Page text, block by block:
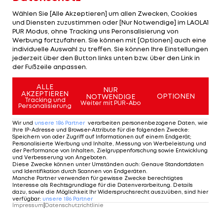
(BRA) mit 1:57,82. Dinko Jukic verzichtet wegen des
200-m-Delphin-Finals auf ein Antreten über 200 m
Lagen. Für Fabienne Nadarajah ist im Vorlauf über
50 m Rücken bereits Endstation. Sie belegt in 29,29
Sekunden Platz 28.
Mehr zum Thema
Wählen Sie [Alle Akzeptieren] um allen Zwecken, Cookies
und Diensten zuzustimmen oder [Nur Notwendige] im LAOLA1
PUR Modus, ohne Tracking uns Peronsalisierung von
Werbung fortzufahren. Sie können mit [Optionen] auch eine
individuelle Auswahl zu treffen. Sie können Ihre Einstellungen
jederzeit über den Button links unten bzw. über den Link in
der Fußzeile anpassen.
ALLE
AKZEPTIEREN
Tracking und
Personalisierung
NUR
NOTWENDIGE
Weiter mit PUR-Abo
OPTIONEN
Wir und unsere 186 Partner verarbeiten personenbezogene Daten, wie
Ihre IP-Adresse und Browser-Attribute für die folgenden Zwecke:
Speichern von oder Zugriff auf Informationen auf einem Endgerät;
Personalisierte Werbung und Inhalte, Messung von Werbeleistung und
der Performance von Inhalten, Zielgruppenforschung sowie Entwicklung
und Verbesserung von Angeboten.
Diese Zwecke können unter Umständen auch: Genaue Standortdaten
und Identifikation durch Scannen von Endgeräten.
Manche Partner verwenden für gewisse Zwecke berechtigtes
Interesse als Rechtsgrundlage für die Datenverarbeitung. Details
dazu, sowie die Möglichkeit Ihr Widerspruchsrecht auszuüben, sind hier
verfügbar: unsere 186 Partner
Impressum Datenschutzrichtlinie